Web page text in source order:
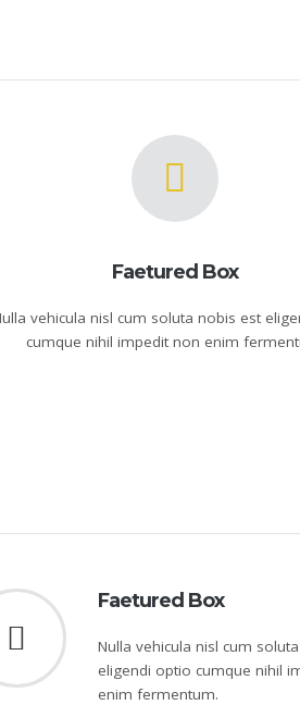
Faetured Box
vehicula nisl cum soluta nobis est
cumque nihil impedit non enim
Faetured Box
Nulla vehicula nisl cum
eligendi optio cumque nihil
enim fermentum.